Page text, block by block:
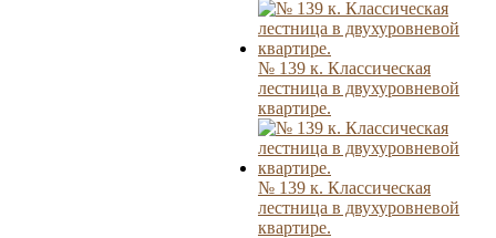
№ 139 к. Классическая
лестница в двухуровневой
квартире.
№ 139 к. Классическая
лестница в двухуровневой
квартире.